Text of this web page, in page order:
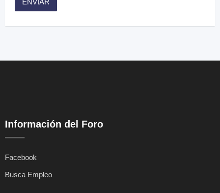
Información del Foro
Facebook
Busca Empleo